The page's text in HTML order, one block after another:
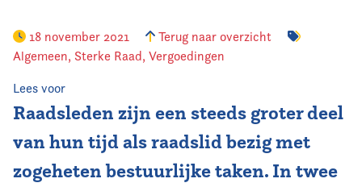
Kennis & Informatie
Vereniging
Contact
18 november 2021
Terug naar overzicht
Algemeen, Sterke Raad, Vergoedingen
Lees voor
Raadsleden zijn een steeds groter deel
van hun tijd als raadslid bezig met
zogeheten bestuurlijke taken. In twee